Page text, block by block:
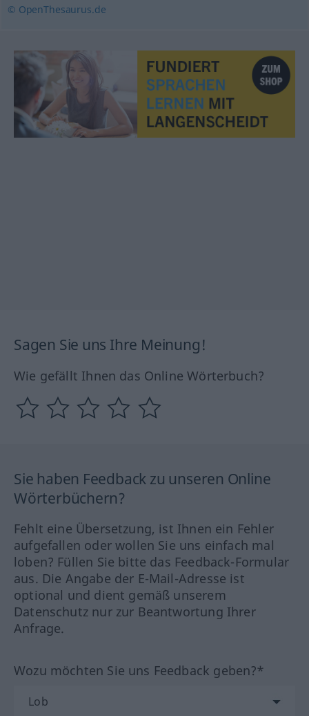
© OpenThesaurus.de
Sagen Sie uns Ihre Meinung!
Wie gefällt Ihnen das Online Wörterbuch?
Sie haben Feedback zu unseren Online
Wörterbüchern?
Fehlt eine Übersetzung, ist Ihnen ein Fehler
aufgefallen oder wollen Sie uns einfach mal
loben? Füllen Sie bitte das Feedback-Formular
aus. Die Angabe der E-Mail-Adresse ist
optional und dient gemäß unserem
Datenschutz nur zur Beantwortung Ihrer
Anfrage.
Wozu möchten Sie uns Feedback geben?*